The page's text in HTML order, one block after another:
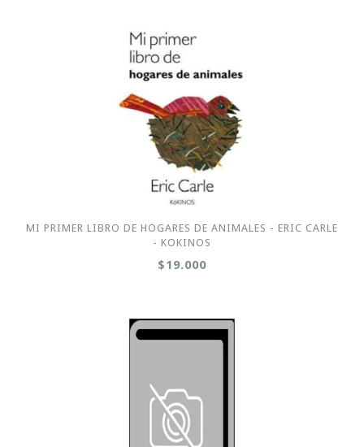
MI PRIMER LIBRO DE HOGARES DE ANIMALES - ERIC CARLE
- KOKINOS
$19.000